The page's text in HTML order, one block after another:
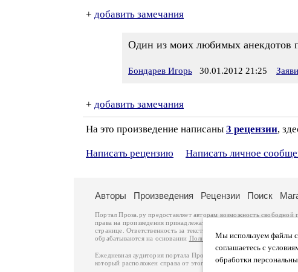
+ добавить замечания
Один из моих любимых анекдотов
Бондарев Игорь 30.01.2012 21:25
+ добавить замечания
На это произведение написаны 3 рецензии,
Написать рецензию Написать личное
Мы используем файлы
соглашаетесь с
обработки
Авторы Произведения Рецензии Поиск
Портал Проза.ру предоставляет авторам возможность
права на произведения принадлежат авторам и охраняются
странице. Ответственность за тексты произведений авторы несут
обрабатываются на основании Политики обработки
Ежедневная аудитория портала Проза.ру – порядка 100 тысяч
который расположен справа от этого текста. В каждой графе